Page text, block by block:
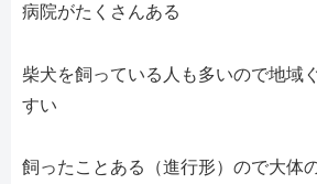
病院がたくさんある
柴犬を飼っている人も多いので地域
すい
飼ったことある（進行形）ので大体